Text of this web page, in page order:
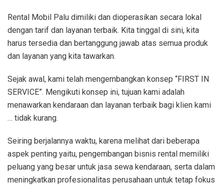
Rental Mobil Palu dimiliki dan dioperasikan secara lokal
dengan tarif dan layanan terbaik. Kita tinggal di sini, kita
harus tersedia dan bertanggung jawab atas semua produk
dan layanan yang kita tawarkan.
Sejak awal, kami telah mengembangkan konsep “FIRST IN
SERVICE”. Mengikuti konsep ini, tujuan kami adalah
menawarkan kendaraan dan layanan terbaik bagi klien kami
… tidak kurang.
Seiring berjalannya waktu, karena melihat dari beberapa
aspek penting yaitu, pengembangan bisnis rental memiliki
peluang yang besar untuk jasa sewa kendaraan, serta dalam
meningkatkan profesionalitas perusahaan untuk tetap fokus